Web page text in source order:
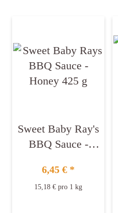
Sweet Baby Ray's
BBQ Sauce -
6,45 € *
15,18 € pro 1 kg